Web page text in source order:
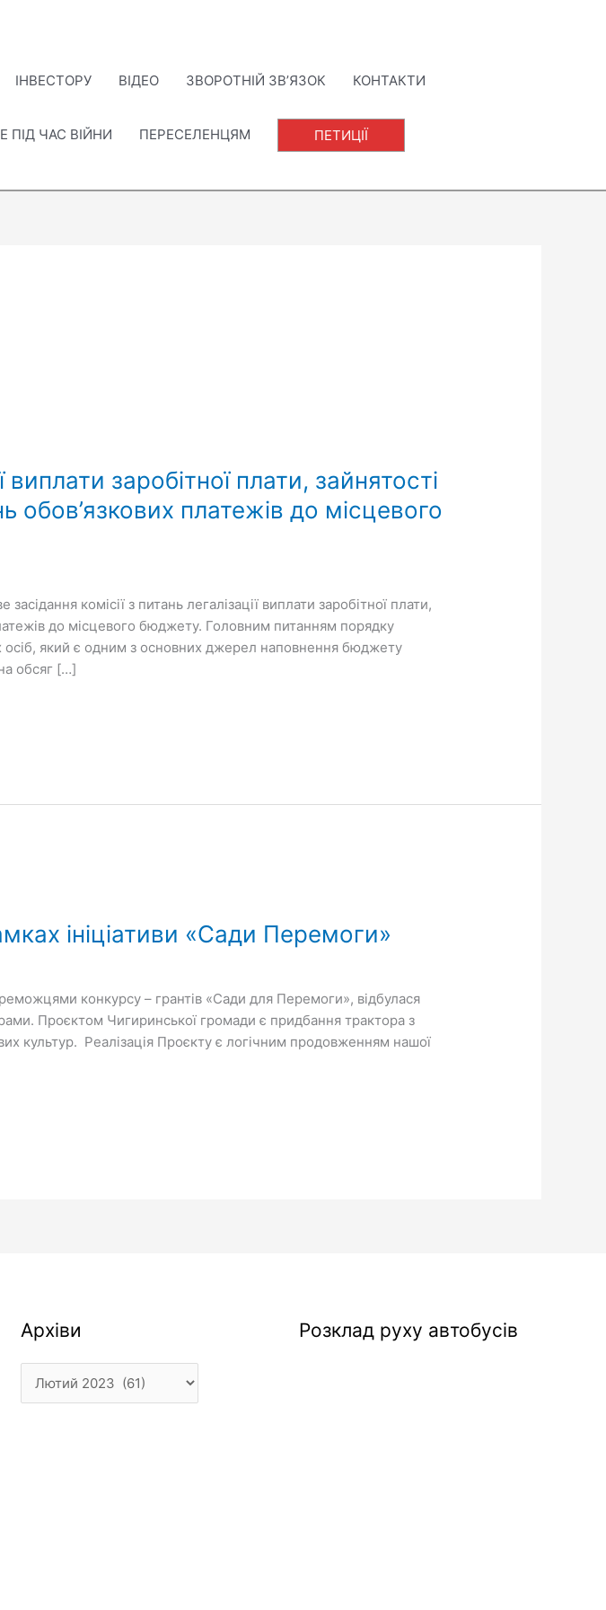
ІНВЕСТОРУ ВІДЕО ЗВОРОТНІЙ ЗВ’ЯЗОК КОНТАКТИ
ПІД ЧАС ВІЙНИ ПЕРЕСЕЛЕНЦЯМ ПЕТИЦІЇ
заробітної плати, зайнятості
платежів до місцевого
комісії з питань легалізації виплати заробітної плати,
до місцевого бюджету. Головним питанням порядку
осіб, який є одним з основних джерел наповнення бюджету
обсяг […]
ініціативи «Сади Перемоги»
конкурсу – грантів «Сади для Перемоги», відбулася
Проєктом Чигиринської громади є придбання трактора з
культур. Реалізація Проєкту є логічним продовженням нашої
Архіви
Архіви Розклад руху автобусів